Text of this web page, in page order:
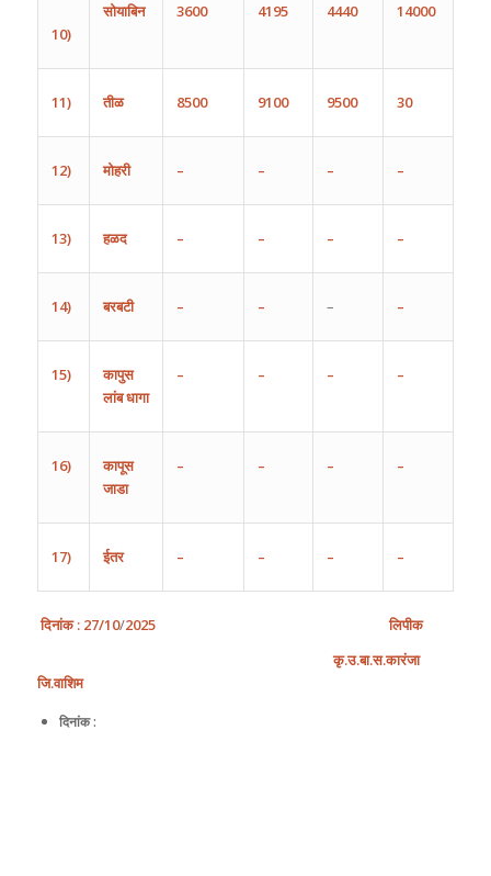
10)
सोयाबिन 3600 4195 4440 14000
11) तीळ 8500 9100 9500 30
12) मोहरी – – – –
13) हळद – – – –
14) बरबटी – – – –
15)
कापुस
लांबधागा
– – – –
16)
कापूस
जाडा
– – – –
17) ईतर – – – –
दिनांक : 27/10/2025
लिपीक
कृ.उ.बा.स.कारंजा
जि.वाशिम
दिनांक :